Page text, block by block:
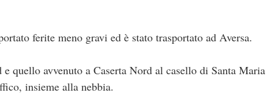
ferite meno gravi ed è stato trasportato ad Aversa.
quello avvenuto a Caserta Nord al casello di Santa Maria
insieme alla nebbia.